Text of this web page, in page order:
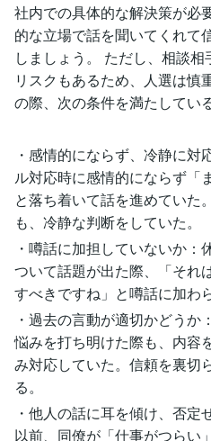
社内での具体的な解決策が必
的な立場で話を聞いてくれて
しましょう。 ただし、相談
リスクもあるため、人選は慎
の際、次の条件を満たしてい
・感情的にならず、冷静に
ル対応時に感情的にならず「
と落ち着いて話を進めていた
も、冷静な判断をしていた。
・噂話に加担していないか
ついて話題が出た際、「それ
すべきですね」と噂話に加わ
・過去の言動が適切かどう
悩みを打ち明けた際も、内容
み対応していた。信頼を裏切
る。
・他人の話に耳を傾け、否定
以前、同僚が「仕事がつらい